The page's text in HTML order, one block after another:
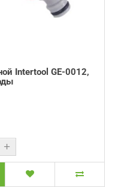
Intertool GE-0012,
+